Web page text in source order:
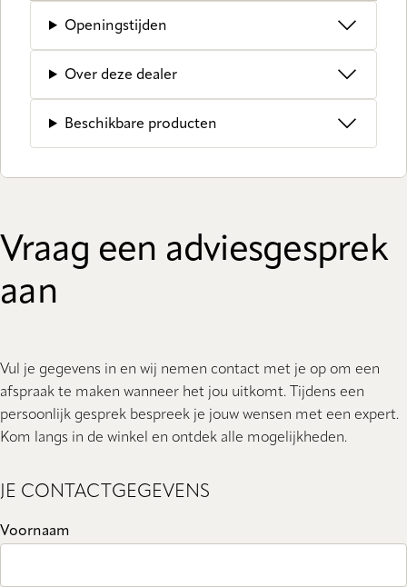
Openingstijden
Over deze dealer
Beschikbare producten
Vraag een adviesgesprek
aan
Vul je gegevens in en wij nemen contact met je op om een
afspraak te maken wanneer het jou uitkomt. Tijdens een
persoonlijk gesprek bespreek je jouw wensen met een expert.
Kom langs in de winkel en ontdek alle mogelijkheden.
JE CONTACTGEGEVENS
Voornaam